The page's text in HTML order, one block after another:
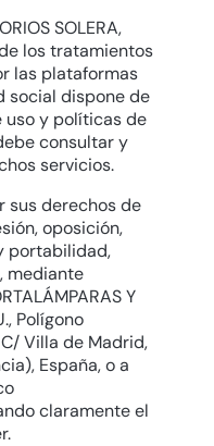
SOLERA,
los tratamientos
las plataformas
social dispone de
uso y políticas de
consultar y
servicios.
sus derechos de
oposición,
portabilidad,
mediante
Y
Polígono
Villa de Madrid,
España, o a
claramente el